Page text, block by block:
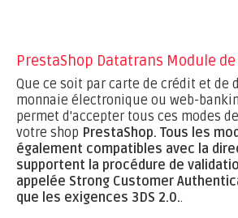
PrestaShop Datatrans Module
Que ce soit par carte de crédit et de
monnaie électronique ou web-
permet d'accepter tous ces modes
votre shop PrestaShop. Tous les
également compatibles avec la
supportent la procédure de
appelée Strong Customer
que les exigences 3DS 2.0..